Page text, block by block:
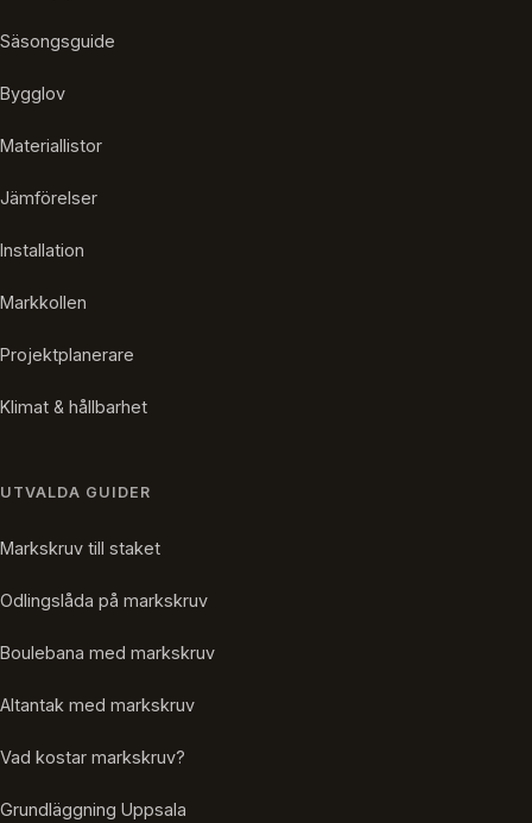
Säsongsguide
Bygglov
Materiallistor
Jämförelser
Installation
Markkollen
Projektplanerare
Klimat & hållbarhet
UTVALDA GUIDER
Markskruv till staket
Odlingslåda på markskruv
Boulebana med markskruv
Altantak med markskruv
Vad kostar markskruv?
Grundläggning Uppsala